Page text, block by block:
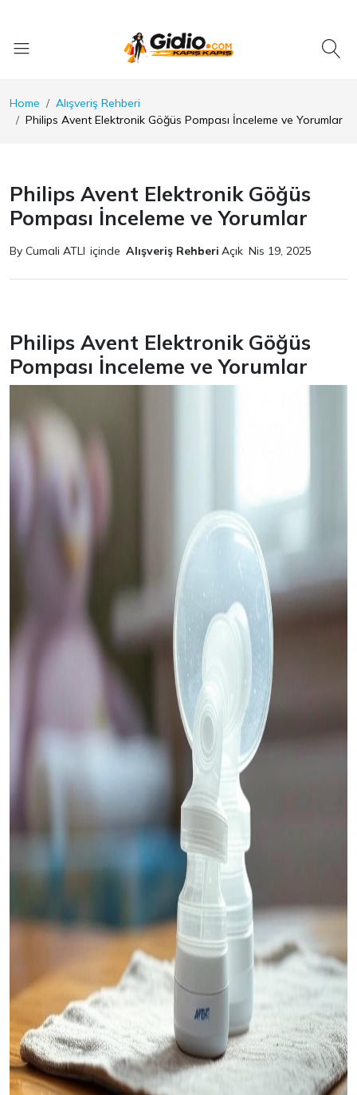
Home
Alışveriş Rehberi
Philips Avent Elektronik Göğüs Pompası İnceleme ve Yorumlar
Philips Avent Elektronik Göğüs
Pompası İnceleme ve Yorumlar
By Cumali ATLI içinde Alışveriş Rehberi Açık Nis 19, 2025
Philips Avent Elektronik Göğüs
Pompası İnceleme ve Yorumlar